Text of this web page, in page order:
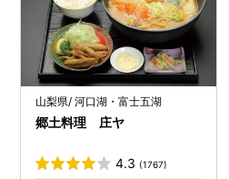
山梨県/ 河口湖・富士五湖
郷土料理 庄ヤ
4.3 (1767)